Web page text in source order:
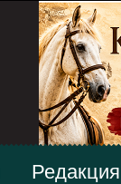
Редакция